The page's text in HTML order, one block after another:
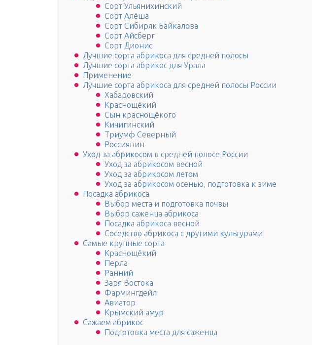
Сорт Ульянихинский
Сорт Алёша
Сорт Сибиряк Байкалова
Сорт Айсберг
Сорт Дионис
Лучшие сорта абрикоса для средней полосы
Лучшие сорта абрикос для Урала
Применение
Лучшие сорта абрикоса для средней полосы России
Хабаровский
Краснощёкий
Сын краснощёкого
Кичигинский
Триумф Северный
Россиянин
Уход за абрикосом в средней полосе России
Уход за абрикосом весной
Уход за абрикосом летом
Уход за абрикосом осенью, подготовка к зиме
Посадка абрикоса
Выбор места и подготовка почвы
Выбор саженца абрикоса
Посадка абрикоса весной
Соседство абрикоса с другими культурами
Самые крупные сорта
Краснощёкий
Перла
Ранний
Заря Востока
Фармингдейл
Авиатор
Крымский амур
Сажаем абрикос
Подготовка места для саженца